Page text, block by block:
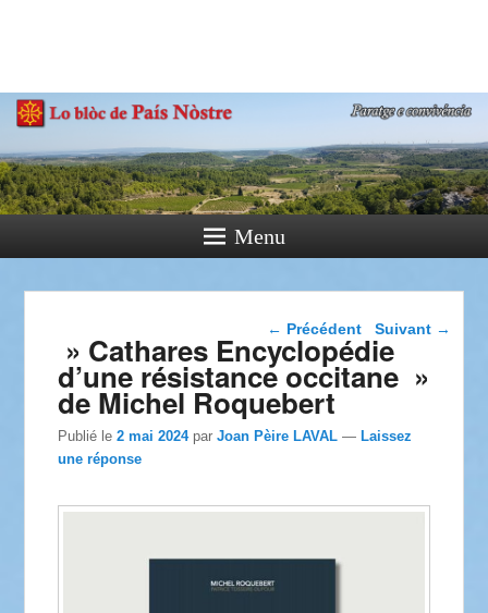
Paratge e Convivència
Menu
Navigation dans les
← Précédent Suivant →
» Cathares Encyclopédie
d’une résistance occitane »
de Michel Roquebert
Publié le2 mai 2024 parJoan Pèire LAVAL —Laissez
une réponse